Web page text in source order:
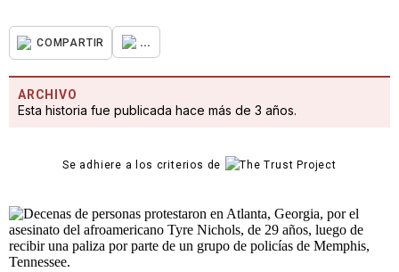
COMPARTIR ...
ARCHIVO
Esta historia fue publicada hace más de 3 años.
Se adhiere a los criterios de